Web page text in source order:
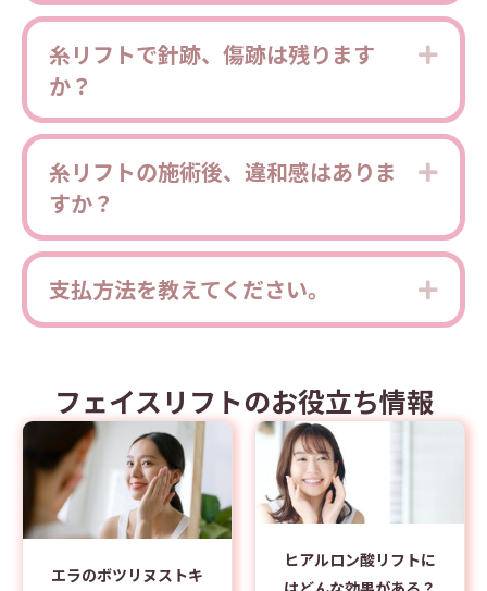
糸リフトで針跡、傷跡は残ります
か？
糸リフトの施術後、違和感はありま
すか？
支払方法を教えてください。
フェイスリフトのお役立ち情報
エラのボツリヌストキ
ヒアルロン酸リフトに